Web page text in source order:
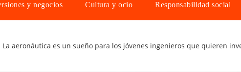
y negocios Cultura y ocio Responsabilidad social
La aeronáutica es un sueño para los jóvenes ingenieros que quieren